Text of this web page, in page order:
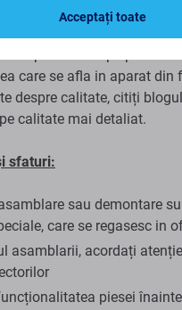
adică furnizată de
Samsung. Piesa de
care se afla in aparat din
despre calitate, citiți
calitate mai detaliat.
sfaturi:
sau demontare
care se regasesc in
asamblarii, acordați
piesei
Acceptați toate